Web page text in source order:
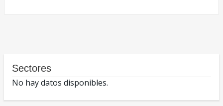
Sectores
No hay datos disponibles.